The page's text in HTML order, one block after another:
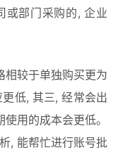
或部门采购的, 企业
相较于单独购买更为
低, 其三, 经常会出
用的成本会更低。
, 能帮忙进行账号批